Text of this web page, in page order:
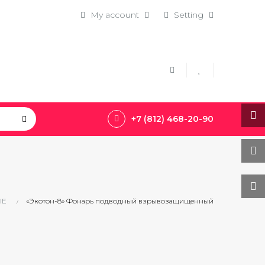
Setting
My account
+7 (812) 468-20-90
«Экотон-8» Фонарь подводный взрывозащищенный